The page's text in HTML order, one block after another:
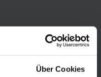
Über Cookies